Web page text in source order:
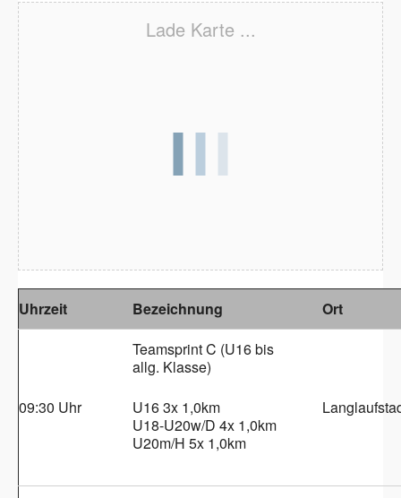
Lade Karte ...
Uhrzeit Bezeichnung Ort
09:30 Uhr
Teamsprint C (U16 bis
allg. Klasse)
U16 3x 1,0km
U18-U20w/D 4x 1,0km
U20m/H 5x 1,0km